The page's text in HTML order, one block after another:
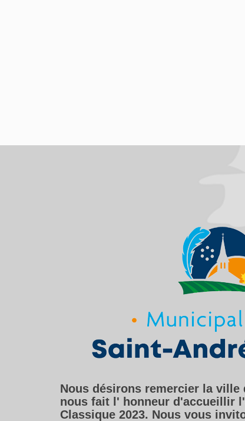
Nous désirons remercier la ville
nous fait l' honneur d'accueillir
Classique 2023. Nous vous